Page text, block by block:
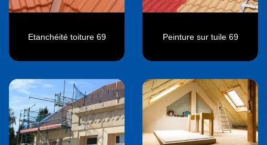
Etanchéité toiture 69 Peinture sur tuile 69